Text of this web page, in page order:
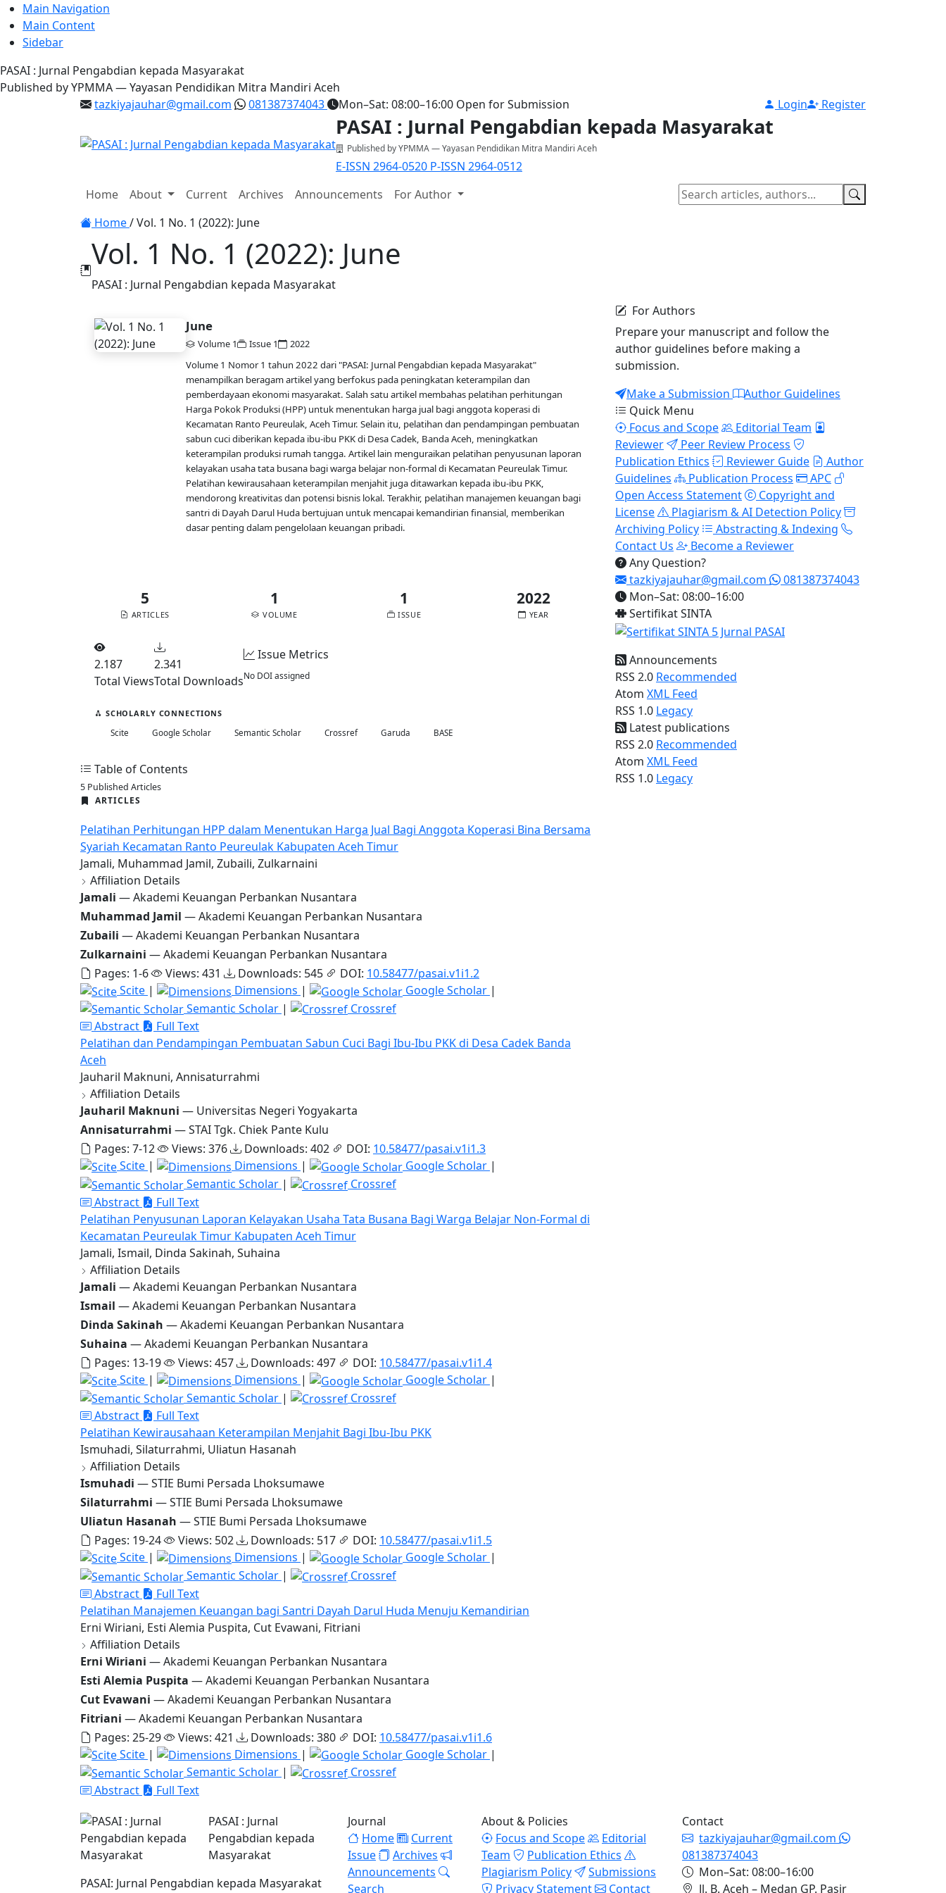
Main Navigation
Main Content
Sidebar
PASAI : Jurnal Pengabdian kepada Masyarakat
Published by YPMMA — Yayasan Pendidikan Mitra Mandiri Aceh
tazkiyajauhar@gmail.com
081387374043 Mon–Sat: 08:00–16:00 Open for Submission Login Register
PASAI : Jurnal Pengabdian kepada Masyarakat
Published by YPMMA — Yayasan Pendidikan Mitra Mandiri Aceh
E-ISSN 2964-0520 P-ISSN 2964-0512
Toggle navigation
Home About Current Archives Announcements
For Author
Home/Vol. 1 No. 1 (2022): June
Vol. 1 No. 1 (2022): June
PASAI : Jurnal Pengabdian kepada Masyarakat
June
Volume 1 Issue 1
2022
Volume 1 Nomor 1 tahun 2022 dari "PASAI: Jurnal Pengabdian kepada Masyarakat"
menampilkan beragam artikel yang berfokus pada peningkatan keterampilan dan
pemberdayaan ekonomi masyarakat. Salah satu artikel membahas pelatihan perhitungan
Harga Pokok Produksi (HPP) untuk menentukan harga jual bagi anggota koperasi di
Kecamatan Ranto Peureulak, Aceh Timur. Selain itu, pelatihan dan pendampingan pembuatan
sabun cuci diberikan kepada ibu-ibu PKK di Desa Cadek, Banda Aceh, meningkatkan
keterampilan produksi rumah tangga. Artikel lain menguraikan pelatihan penyusunan laporan
kelayakan usaha tata busana bagi warga belajar non-formal di Kecamatan Peureulak Timur.
Pelatihan kewirausahaan keterampilan menjahit juga ditawarkan kepada ibu-ibu PKK,
mendorong kreativitas dan potensi bisnis lokal. Terakhir, pelatihan manajemen keuangan bagi
santri di Dayah Darul Huda bertujuan untuk mencapai kemandirian finansial, memberikan
dasar penting dalam pengelolaan keuangan pribadi.
5
ARTICLES
1
VOLUME
1
ISSUE
2022
YEAR
2.187
Total Views
2.341
Total Downloads
Issue Metrics
No DOI assigned
SCHOLARLY CONNECTIONS
Scite
Google Scholar Semantic Scholar Crossref Garuda BASE
Table of Contents
5 Published Articles
ARTICLES
Pelatihan Perhitungan HPP dalam Menentukan Harga Jual Bagi Anggota Koperasi Bina Bersama
Syariah Kecamatan Ranto Peureulak Kabupaten Aceh Timur
Jamali, Muhammad Jamil, Zubaili, Zulkarnaini
Affiliation Details
Jamali — Akademi Keuangan Perbankan Nusantara
Muhammad Jamil — Akademi Keuangan Perbankan Nusantara
Zubaili — Akademi Keuangan Perbankan Nusantara
Zulkarnaini — Akademi Keuangan Perbankan Nusantara
Pages: 1-6
Views: 431 Downloads: 545 DOI: 10.58477/pasai.v1i1.2
Scite | Dimensions | Google Scholar |
Semantic Scholar |
Crossref
Abstract
Full Text
Pelatihan dan Pendampingan Pembuatan Sabun Cuci Bagi Ibu-Ibu PKK di Desa Cadek Banda
Aceh
Jauharil Maknuni, Annisaturrahmi
Affiliation Details
Jauharil Maknuni — Universitas Negeri Yogyakarta
Annisaturrahmi — STAI Tgk. Chiek Pante Kulu
Pages: 7-12
Views: 376 Downloads: 402 DOI: 10.58477/pasai.v1i1.3
Scite | Dimensions | Google Scholar |
Semantic Scholar |
Crossref
Abstract
Full Text
Pelatihan Penyusunan Laporan Kelayakan Usaha Tata Busana Bagi Warga Belajar Non-Formal di
Kecamatan Peureulak Timur Kabupaten Aceh Timur
Jamali, Ismail, Dinda Sakinah, Suhaina
Affiliation Details
Jamali — Akademi Keuangan Perbankan Nusantara
Ismail — Akademi Keuangan Perbankan Nusantara
Dinda Sakinah — Akademi Keuangan Perbankan Nusantara
Suhaina — Akademi Keuangan Perbankan Nusantara
Pages: 13-19
Views: 457 Downloads: 497 DOI: 10.58477/pasai.v1i1.4
Scite | Dimensions | Google Scholar |
Semantic Scholar |
Crossref
Abstract
Full Text
Pelatihan Kewirausahaan Keterampilan Menjahit Bagi Ibu-Ibu PKK
Ismuhadi, Silaturrahmi, Uliatun Hasanah
Affiliation Details
Ismuhadi — STIE Bumi Persada Lhoksumawe
Silaturrahmi — STIE Bumi Persada Lhoksumawe
Uliatun Hasanah — STIE Bumi Persada Lhoksumawe
Pages: 19-24
Views: 502 Downloads: 517 DOI: 10.58477/pasai.v1i1.5
Scite | Dimensions | Google Scholar |
Semantic Scholar |
Crossref
Abstract
Full Text
Pelatihan Manajemen Keuangan bagi Santri Dayah Darul Huda Menuju Kemandirian
Erni Wiriani, Esti Alemia Puspita, Cut Evawani, Fitriani
Affiliation Details
Erni Wiriani — Akademi Keuangan Perbankan Nusantara
Esti Alemia Puspita — Akademi Keuangan Perbankan Nusantara
Cut Evawani — Akademi Keuangan Perbankan Nusantara
Fitriani — Akademi Keuangan Perbankan Nusantara
Pages: 25-29
Views: 421 Downloads: 380 DOI: 10.58477/pasai.v1i1.6
Scite | Dimensions | Google Scholar |
Semantic Scholar |
Crossref
Abstract
Full Text
For Authors
Prepare your manuscript and follow the
author guidelines before making a
submission.
Make a Submission
Author Guidelines
Quick Menu
Focus and Scope
Editorial Team
Reviewer
Peer Review Process
Publication Ethics
Reviewer Guide
Author
Guidelines
Publication Process
APC
Open Access Statement
Copyright and
License
Plagiarism & AI Detection Policy
Archiving Policy
Abstracting & Indexing
Contact Us
Become a Reviewer
Any Question?
tazkiyajauhar@gmail.com
081387374043
Mon–Sat: 08:00–16:00
Sertifikat SINTA
Announcements
RSS 2.0 Recommended
Atom XML Feed
RSS 1.0 Legacy
Latest publications
RSS 2.0 Recommended
Atom XML Feed
RSS 1.0 Legacy
PASAI : Jurnal
Pengabdian kepada
Masyarakat
PASAI: Jurnal Pengabdian kepada Masyarakat
Journal
Home
Current
Issue
Archives
Announcements
Search
About & Policies
Focus and Scope
Editorial
Team
Publication Ethics
Plagiarism Policy
Submissions
Privacy Statement
Contact
Contact
tazkiyajauhar@gmail.com
081387374043
Mon–Sat: 08:00–16:00
Jl. B. Aceh – Medan GP. Pasir